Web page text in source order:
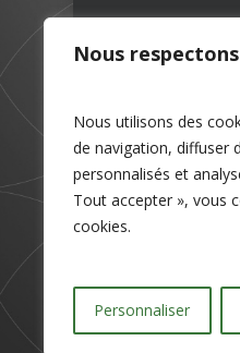
Nous
Nous utilisons des
de navigation, diffuser
personnalisés et
Tout accepter », vous
cookies.
Personnaliser